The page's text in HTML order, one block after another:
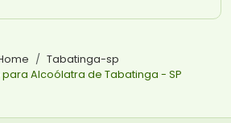
Tabatinga-sp
Alcoólatra de Tabatinga - SP